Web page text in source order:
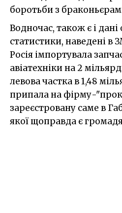
боротьби з
Водночас, також є і дані
статистики, наведені в
Росія імпортувала
авіатехніки на 2
левова частка в 1,48
припала на фірму-
зареєстровану саме в
якої щоправда є